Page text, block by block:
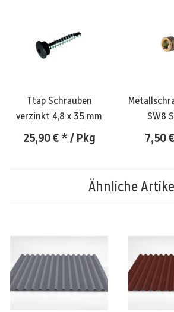
Ttap Schrauben
verzinkt 4,8 x 35 mm
25,90 €* / Pkg
SW8
7,50 €
Ähnliche